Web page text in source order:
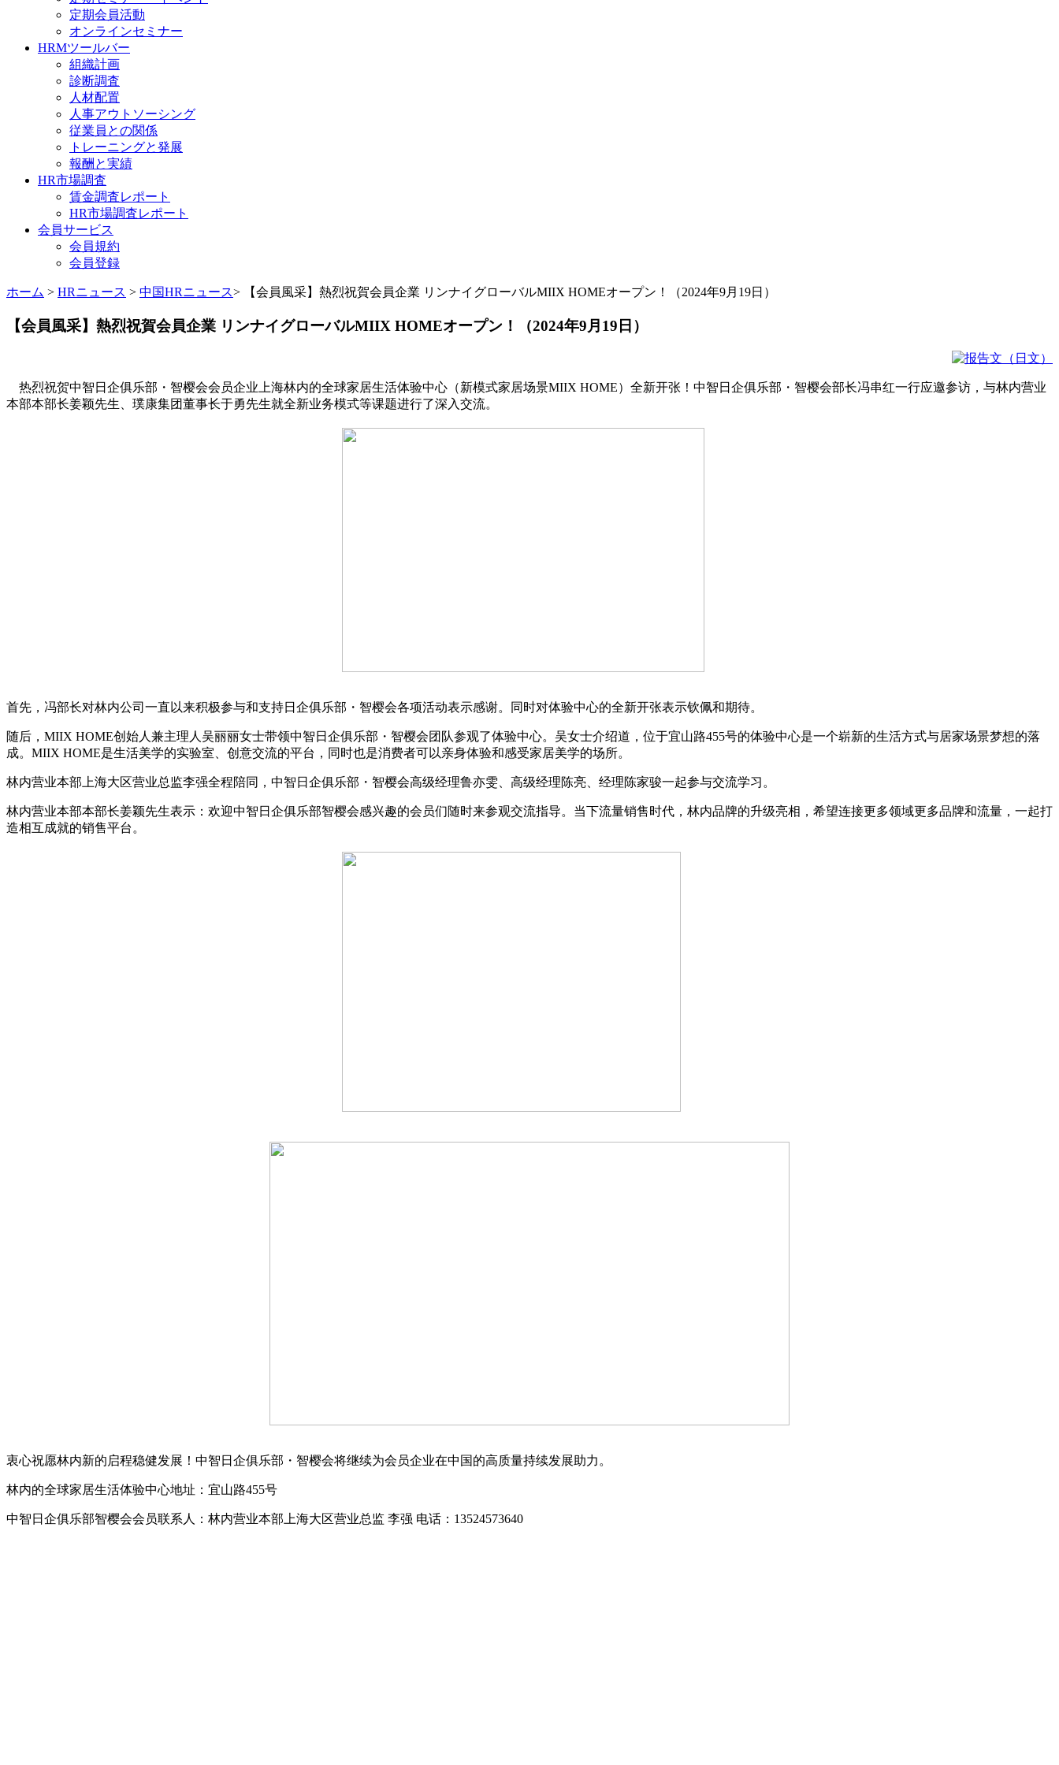
定期会員活動
オンラインセミナー
HRMツールバー
組織計画
診断調査
人材配置
人事アウトソーシング
従業員との関係
トレーニングと発展
報酬と実績
HR市場調査
賃金調査レポート
HR市場調査レポート
会員サービス
会員規約
会員登録
ホーム > HRニュース > 中国HRニュース> 【会員風采】熱烈祝賀会員企業 リンナイグローバルMIIX HOMEオープン！（2024年9月19日）
【会員風采】熱烈祝賀会員企業 リンナイグローバルMIIX HOMEオープン！（2024年9月19日）
热烈祝贺中智日企俱乐部・智樱会会员企业上海林内的全球家居生活体验中心（新模式家居场景MIIX HOME）全新开张！中智日企俱乐部・智樱会部长冯串红一行应邀参访，与林内营业
本部本部长姜颖先生、璞康集团董事长于勇先生就全新业务模式等课题进行了深入交流。
首先，冯部长对林内公司一直以来积极参与和支持日企俱乐部・智樱会各项活动表示感谢。同时对体验中心的全新开张表示钦佩和期待。
随后，MIIX HOME创始人兼主理人吴丽丽女士带领中智日企俱乐部・智樱会团队参观了体验中心。吴女士介绍道，位于宜山路455号的体验中心是一个崭新的生活方式与居家场景梦想的落
成。MIIX HOME是生活美学的实验室、创意交流的平台，同时也是消费者可以亲身体验和感受家居美学的场所。
林内营业本部上海大区营业总监李强全程陪同，中智日企俱乐部・智樱会高级经理鲁亦雯、高级经理陈亮、经理陈家骏一起参与交流学习。
林内营业本部本部长姜颖先生表示：欢迎中智日企俱乐部智樱会感兴趣的会员们随时来参观交流指导。当下流量销售时代，林内品牌的升级亮相，希望连接更多领域更多品牌和流量，一起打
造相互成就的销售平台。
衷心祝愿林内新的启程稳健发展！中智日企俱乐部・智樱会将继续为会员企业在中国的高质量持续发展助力。
林内的全球家居生活体验中心地址：宜山路455号
中智日企俱乐部智樱会会员联系人：林内营业本部上海大区营业总监 李强 电话：13524573640